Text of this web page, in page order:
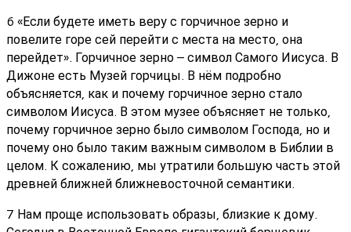
6 «Если будете иметь веру с горчичное зерно и
повелите горе сей перейти с места на место, она
перейдет». Горчичное зерно – символ Самого Иисуса. В
Дижоне есть Музей горчицы. В нём подробно
объясняется, как и почему горчичное зерно стало
символом Иисуса. В этом музее объясняет не только,
почему горчичное зерно было символом Господа, но и
почему оно было таким важным символом в Библии в
целом. К сожалению, мы утратили большую часть этой
древней ближней ближневосточной семантики.
7 Нам проще использовать образы, близкие к дому.